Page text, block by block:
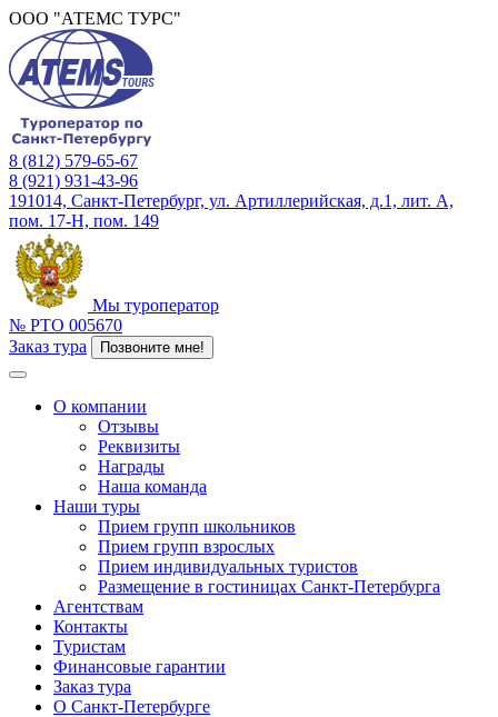
ООО "АТЕМС ТУРС"
8 (812) 579-65-67
8 (921) 931-43-96
191014, Санкт-Петербург, ул. Артиллерийская, д.1, лит. А,
пом. 17-Н, пом. 149
Мы туроператор
№ РТО 005670
Заказ тура
Позвоните мне!
О компании
Отзывы
Реквизиты
Награды
Наша команда
Наши туры
Прием групп школьников
Прием групп взрослых
Прием индивидуальных туристов
Размещение в гостиницах Санкт-Петербурга
Агентствам
Контакты
Туристам
Финансовые гарантии
Заказ тура
О Санкт-Петербурге